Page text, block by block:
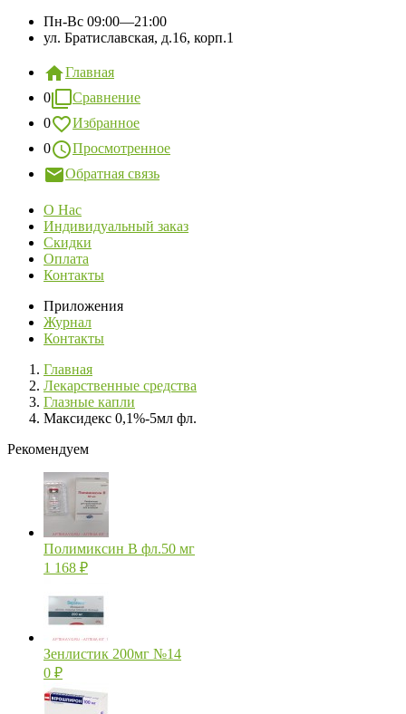
Пн-Вс 09:00—21:00
ул. Братиславская, д.16, корп.1
Главная
0
Сравнение
0
Избранное
0
Просмотренное
Обратная связь
О Нас
Индивидуальный заказ
Скидки
Оплата
Контакты
Приложения
Журнал
Контакты
Главная
Лекарственные средства
Глазные капли
Максидекс 0,1%-5мл фл.
Рекомендуем
Полимиксин В фл.50 мг
1 168 ₽
Зенлистик 200мг №14
0 ₽